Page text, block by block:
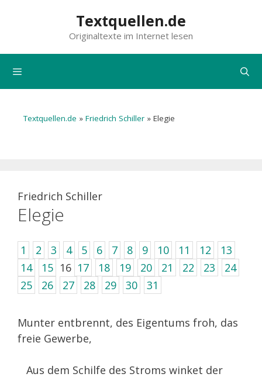
Textquellen.de
Originaltexte im Internet lesen
Textquellen.de » Friedrich Schiller » Elegie
Friedrich Schiller
Elegie
1 2 3 4 5 6 7 8 9 10 11 12
13
14
15 16 17 18 19 20 21 22 23
24
25
26 27 28 29 30 31
Munter entbrennt, des Eigentums froh, das
freie Gewerbe,
Aus dem Schilfe des Stroms winket der